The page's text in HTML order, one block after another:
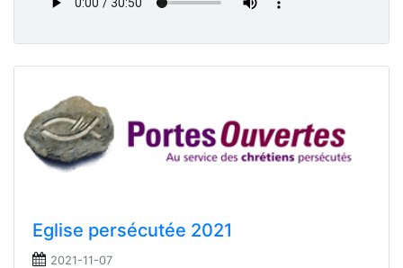
Eglise persécutée 2021
2021-11-07